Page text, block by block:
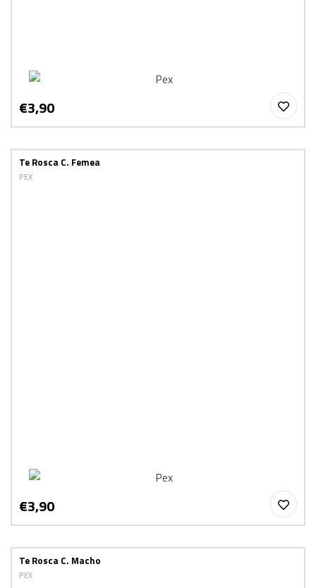
€3,90
Te Rosca C. Femea
PEX
€3,90
Te Rosca C. Macho
PEX